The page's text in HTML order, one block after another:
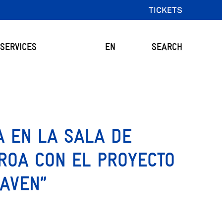
TICKETS
EN SEARCH
EN LA SALA DE
CON EL PROYECTO